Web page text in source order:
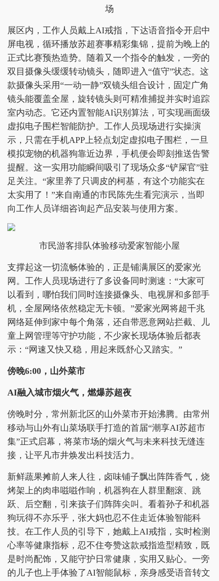
场
展区内，工作人员戴上AI戒指，下达语音指令开启中
屏电视，循环播放苏超赛事精彩集锦，提前为晚上的
正式比赛预热造势。随着又一个指令的触发，一旁的
双目摄像头缓缓转动镜头，随即进入“值守”状态。这
款摄像头采用“一动一静”双镜头组合设计，固定广角
镜头能覆盖全屋，旋转镜头则可精准捕捉并实时追踪
室内动态。它还内置智能AI识别算法，可实现画面级
虚拟电子围栏智能防护。工作人员现场进行实操演
示，只需在手机APP上轻点划定虚拟电子围栏，一旦
模拟宠物的机器狗靠近边界，手机便会即刻推送告警
提醒。这一实用功能瞬间吸引了现场众多“铲屎官”驻
足关注。“家里养了只调皮的柯基，有这个功能实在
太实用了！”来自南通的市民陈先生看完演示，当即
向工作人员详细咨询起产品安装与使用方案。
市民游客排队体验移动爱家智能小屋
支撑起这一切流畅体验的，正是铺满展区的爱家光
网。工作人员现场进行了多设备同时测速：“大家可
以看到，哪怕我们同时连接摄像头、电视屏和多部手
机，全屋网络依然稳定无卡顿。”爱家光网将超千兆
网络延伸到家中每个角落，还自带恶意网站拦截、儿
童上网管理等守护功能，不少家长现场体验后都表
示：“网速又快又稳，用起来既舒心又踏实。”
傍晚6:00，山外菜市
AI融入城市烟火气，燃爆苏超夜
傍晚时分，常州新北区的山外菜市开始沸腾。由常州
移动与山外有山菜场联手打造的首届“潮享AI苏超市
集”正式启幕，将菜市场的烟火气与未来科技无缝连
接，让平凡市井焕发出科技活力。
新鲜蔬果摊前人来人往，卤味铺子飘出阵阵香气，烧
烤架上的肉串嗞嗞作响，机器狗在人群里翻滚、跳
跃、后空翻，引来孩子们阵阵尖叫。看着孙子和机器
狗玩得不亦乐乎，张大妈也忍不住走近体验智能科
技。在工作人员的引导下，她戴上AI戒指，实时检测
心率等健康指标，忍不住夸赞这款戒指造型精致，既
是时尚配饰，又能守护日常健康，实用又贴心。一旁
的儿子也上手体验了AI智能鼠标，亲身感受语音转文